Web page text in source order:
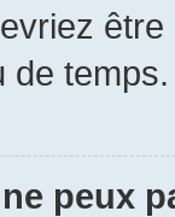
de temps.
peux